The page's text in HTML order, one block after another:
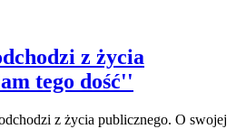
z życia
tego dość''
z życia publicznego. O swojej